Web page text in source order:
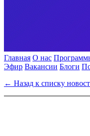
Главная О нас
Эфир Вакансии Блоги
← Назад к списку